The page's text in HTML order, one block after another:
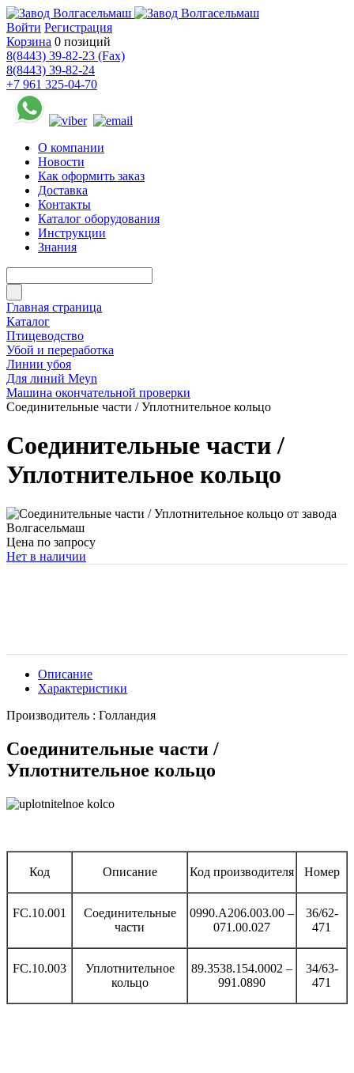
Войти Регистрация
Корзина 0 позиций
8(8443) 39-82-23 (Fax)
8(8443) 39-82-24
+7 961 325-04-70
О компании
Новости
Как оформить заказ
Доставка
Контакты
Каталог оборудования
Инструкции
Знания
Главная страница
Каталог
Птицеводство
Убой и переработка
Линии убоя
Для линий Meyn
Машина окончательной проверки
Соединительные части / Уплотнительное кольцо
Соединительные части /
Уплотнительное кольцо
Цена по запросу
Нет в наличии
Описание
Характеристики
Производитель : Голландия
Соединительные части /
Уплотнительное кольцо
Код Описание Код производителя Номер
FC.10.001
Соединительные
части
0990.A206.003.00 –
071.00.027
36/62-
471
FC.10.003
Уплотнительное
кольцо
89.3538.154.0002 –
991.0890
34/63-
471